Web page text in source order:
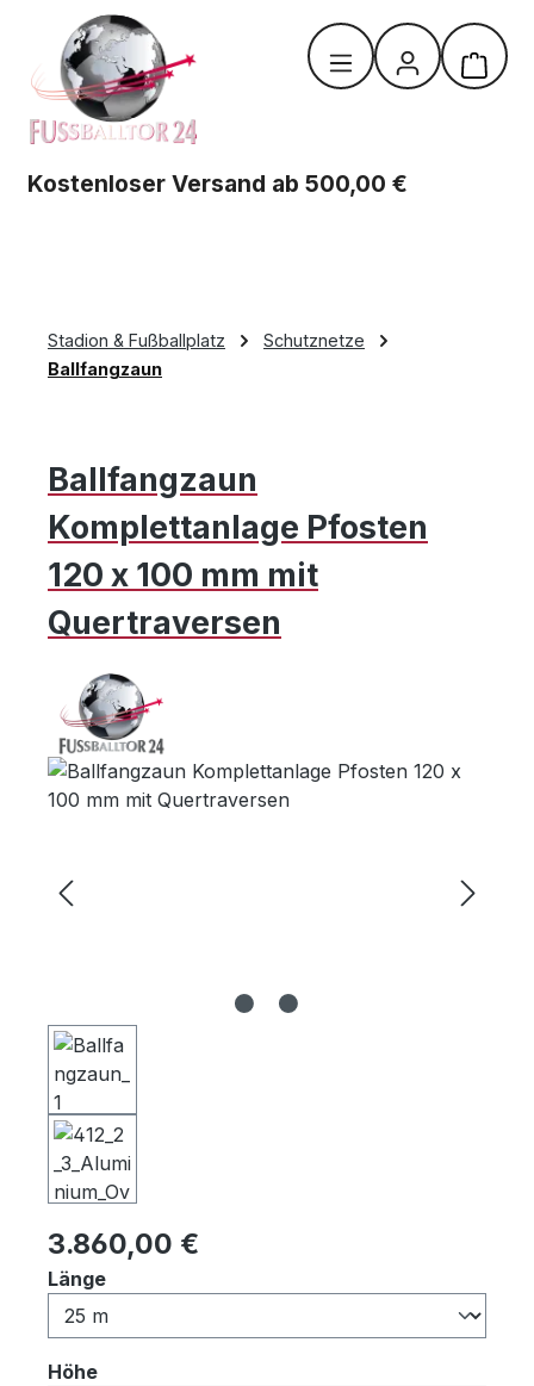
Zum Hauptinhalt springen
Kostenloser Versand ab 500,00 €
Stadion & Fußballplatz
Schutznetze
Ballfangzaun
Ballfangzaun
Komplettanlage Pfosten
120 x 100 mm mit
Quertraversen
Bildergalerie überspringen
Regulärer Preis:
3.860,00 €
Längeauswählen
Höheauswählen